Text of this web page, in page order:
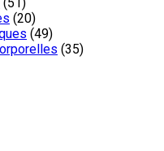
(20)
(49)
(35)